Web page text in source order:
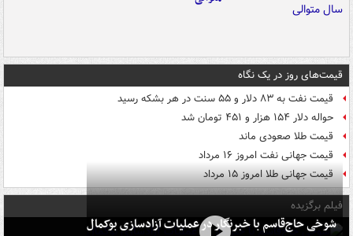
قیمت‌های روز در یک نگاه
قیمت نفت به ۸۳ دلار و ۵۵ سنت در هر بشکه رسید
حواله دلار ۱۵۴ هزار و ۴۵۱ تومان شد
قیمت طلا صعودی ماند
قیمت جهانی نفت امروز ۱۶ مرداد
قیمت جهانی طلا امروز ۱۵ مرداد
فیلم برگزیده
شوخی حاج‌قاسم با خبرنگار در عملیات آزادسازی بوکمال